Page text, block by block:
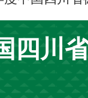
四川